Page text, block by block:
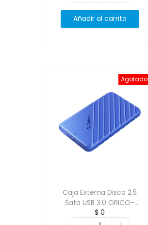
Añadir al carrito
Agotado
Caja Externa Disco 2.5
Sata USB 3.0 ORICO-
25PW1
$ 0